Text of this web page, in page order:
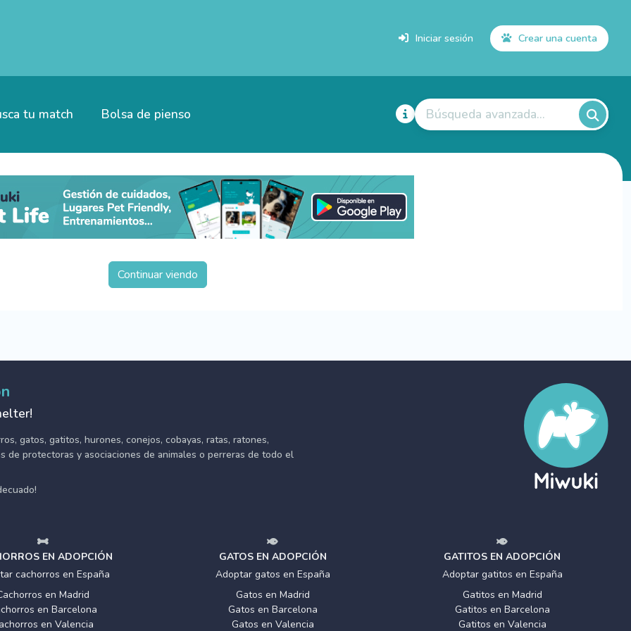
Iniciar sesión Crear una cuenta
tu match Bolsa de pienso Búsqueda avanzada...
Continuar viendo
gatos, gatitos, hurones, conejos, cobayas, ratas, ratones,
de protectoras y asociaciones de animales o perreras de todo el
EN ADOPCIÓN
cachorros en España
en Madrid
en Barcelona
en Valencia
GATOS EN ADOPCIÓN
Adoptar gatos en España
Gatos en Madrid
Gatos en Barcelona
Gatos en Valencia
GATITOS EN ADOPCIÓN
Adoptar gatitos en España
Gatitos en Madrid
Gatitos en Barcelona
Gatitos en Valencia